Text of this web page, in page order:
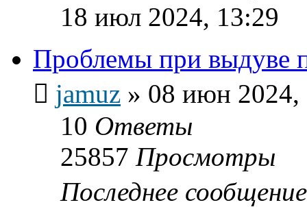
18 июл 2024, 13:29
Проблемы при выдуве
jamuz » 08 июн 2024,
10 Ответы
25857 Просмотры
Последнее